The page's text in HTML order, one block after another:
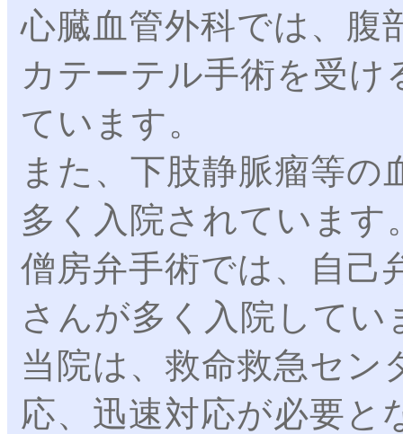
心臓血管外科では、腹
カテーテル手術を受
ています。
また、下肢静脈瘤等
多く入院されています
僧房弁手術では、自己
さんが多く入院してい
当院は、救命救急セン
応、迅速対応が必要と